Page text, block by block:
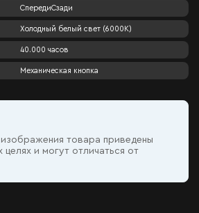
СпередиСзади
Холодный белый свет (6000К)
40.000 часов
Механическая кнопка
товара приведены
целях и могут отличаться от